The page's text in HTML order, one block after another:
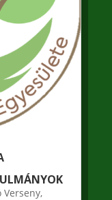
Verseny,